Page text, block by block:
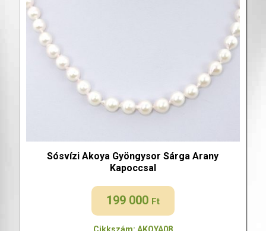
Sósvízi Akoya Gyöngysor Sárga Arany
Kapoccsal
199 000 Ft